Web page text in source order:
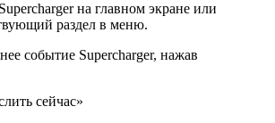
на главном экране или
раздел в меню.
событие Supercharger, нажав
сейчас»